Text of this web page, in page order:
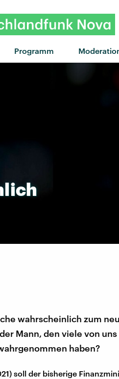
Programm
"Mother Nature's
wahrscheinlich zum
Mann, den viele von
haben?
soll der bisherige